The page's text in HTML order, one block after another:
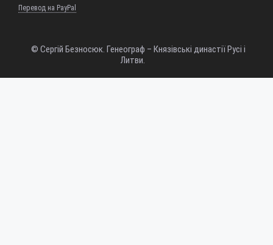
Перевод на PayPal
© Сергій Безносюк. Генеограф – Князівські династії Русі і
Литви.